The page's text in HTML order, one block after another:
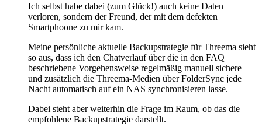
Ich selbst habe dabei (zum Glück!) auch keine Daten
verloren, sondern der Freund, der mit dem defekten
Smartphoone zu mir kam.
Meine persönliche aktuelle Backupstrategie für Threema sieht
so aus, dass ich den Chatverlauf über die in den FAQ
beschriebene Vorgehensweise regelmäßig manuell sichere
und zusätzlich die Threema-Medien über FolderSync jede
Nacht automatisch auf ein NAS synchronisieren lasse.
Dabei steht aber weiterhin die Frage im Raum, ob das die
empfohlene Backupstrategie darstellt.